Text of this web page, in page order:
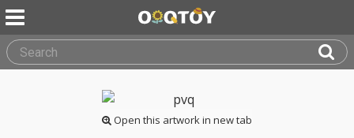
Open this artwork in new tab